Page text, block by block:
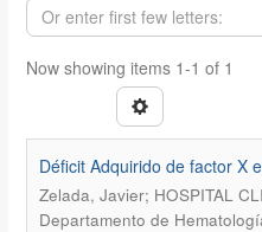
Now showing items 1-1 of 1
Déficit Adquirido de factor X
Zelada, Javier; HOSPITAL
Departamento de